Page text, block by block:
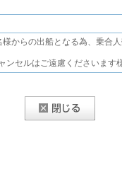
様からの出船となる為、乗合
セルはご遠慮くださいます